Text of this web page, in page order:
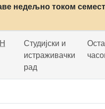
недељно током
Студијски и
истраживачки
рад